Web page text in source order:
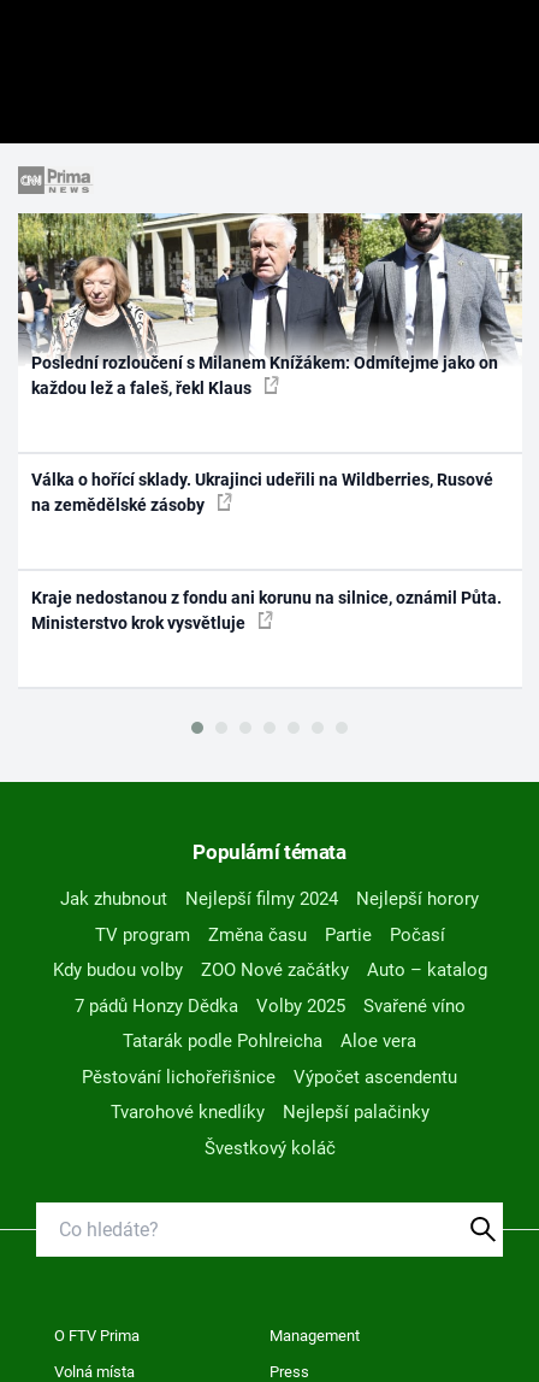
Poslední rozloučení s Milanem Knížákem: Odmítejme jako on
každou lež a faleš, řekl Klaus
Válka o hořící sklady. Ukrajinci udeřili na Wildberries, Rusové
na zemědělské zásoby
Kraje nedostanou z fondu ani korunu na silnice, oznámil Půta.
Ministerstvo krok vysvětluje
Populární témata
Jak zhubnout Nejlepší filmy 2024
Nejlepší horory
TV program
Změna času Partie
Počasí
Kdy budou volby
ZOO Nové začátky
Auto – katalog
7 pádů Honzy Dědka
Volby 2025
Svařené víno
Tatarák podle Pohlreicha
Aloe vera
Pěstování lichořeřišnice
Výpočet ascendentu
Tvarohové knedlíky
Nejlepší palačinky
Švestkový koláč
O FTV Prima Management
Volná místa Press